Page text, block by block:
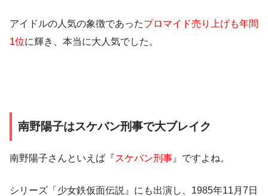
アイドルの人気の象徴であったプロマイド売り上げも年間
1位に輝き、本当に大人気でした。
南野陽子はスケバン刑事で大ブレイク
南野陽子さんといえば『スケバン刑事 』ですよね。
シリーズ「少女鉄仮面伝説』にも出演し、1985年11月7日